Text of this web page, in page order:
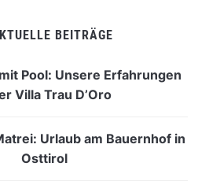
BEITRÄGE
Pool: Unsere Erfahrungen
Villa Trau D’Oro
Urlaub am Bauernhof in
Osttirol